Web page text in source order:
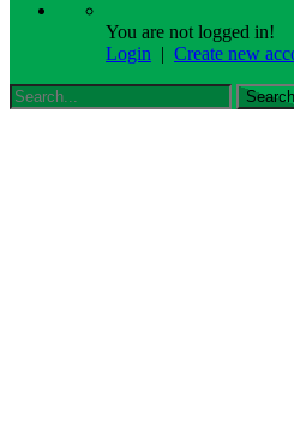
You are not logged in!
Login | Create new